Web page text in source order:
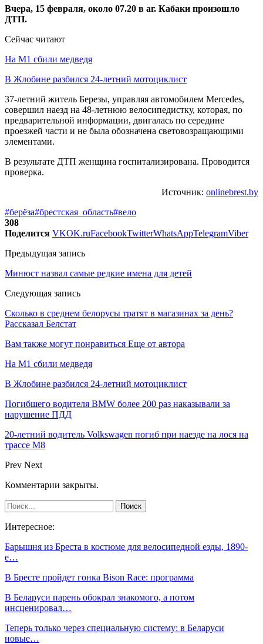
Вчера, 15 февраля, около 07.20 в аг. Кабаки произошло
ДТП.
Сейчас читают
На М1 сбили медведя
В Жлобине разбился 24-летний мотоциклист
37-летний житель Березы, управляя автомобилем Mercedes,
совершил наезд на 48-летнюю велосипедистку, которая, по
предварительной информации, двигалась по середине
проезжей части и не была обозначена световозращающими
элементами.
В результате ДТП женщина госпитализирована. Проводится
проверка.
Источник: onlinebrest.by
#берёза#брестская_область#вело
308
Поделится VKOK.ruFacebookTwitterWhatsAppTelegramViber
Предыдущая запись
Минюст назвал самые редкие имена для детей
Следующая запись
Сколько в среднем белорусы тратят в магазинах за день?
Рассказал Белстат
Вам также могут понравиться Еще от автора
На М1 сбили медведя
В Жлобине разбился 24-летний мотоциклист
Погибшего водителя BMW более 200 раз наказывали за
нарушение ПДД
20-летний водитель Volkswagen погиб при наезде на лося на
трассе М8
Prev Next
Комментарии закрыты.
Интересное:
Барышня из Бреста в костюме для велосипедной езды, 1890-
е…
В Бресте пройдет гонка Bison Race: программа
В Беларуси парень обокрал знакомого, а потом
инсценировал…
Теперь только через специальную систему: в Беларуси
новые…